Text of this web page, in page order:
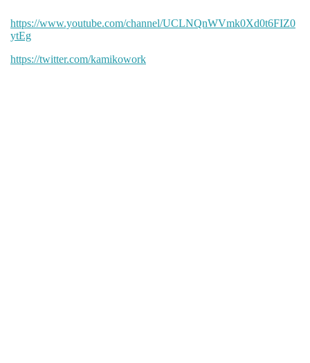
https://www.youtube.com/channel/UCLNQnWVmk0Xd0t6FIZ0
ytEg
https://twitter.com/kamikowork